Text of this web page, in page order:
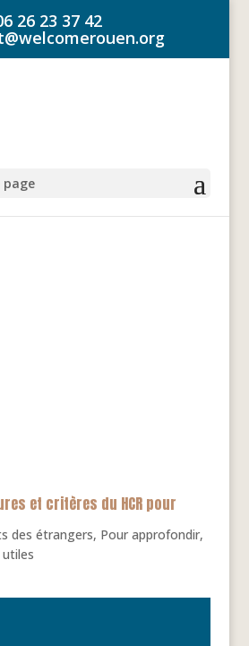
26 23 37 42
page
et critères du HCR pour
des étrangers, Pour approfondir,